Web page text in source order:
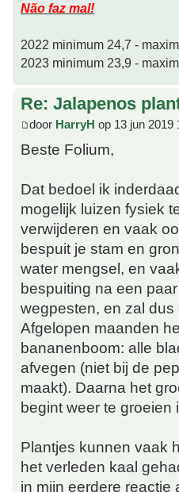
Não faz mal!
2022 minimum 24,7 -
2023 minimum 23,9 -
Re: Jalapenos
door HarryH op 13 jun 2019
Beste Folium,
Dat bedoel ik
mogelijk luizen fysiek
verwijderen en vaak
bespuit je stam en
water mengsel, en
bespuiting na een
wegpesten, en zal
Afgelopen maanden
bananenboom: alle
afvegen (niet bij de
maakt). Daarna het
begint weer te groeien
Plantjes kunnen vaak
het verleden kaal
in mijn eerdere